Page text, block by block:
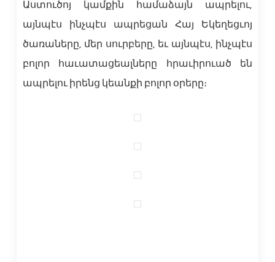
Աստուծոյ կամքին համաձայն ապրելու,
այնպէս ինչպէս ապրեցան Հայ Եկեղեցւոյ
ծառաները, մեր սուրբերը, եւ այնպէս, ինչպէս
բոլոր հաւատացեալները հրաւիրուած են
ապրելու իրենց կեանքի բոլոր օրերը։